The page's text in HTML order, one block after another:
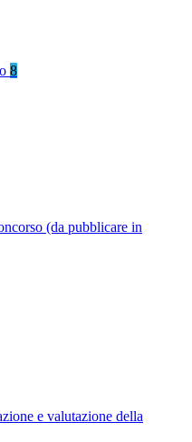
8
(da pubblicare in
e valutazione della